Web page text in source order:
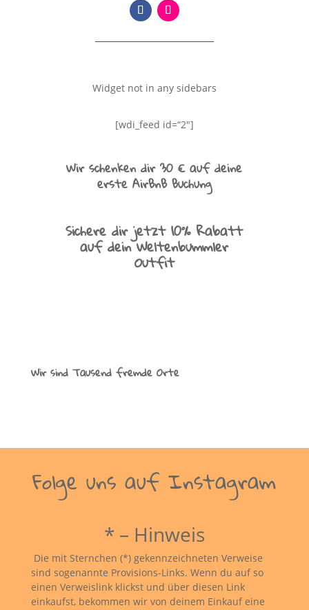
Widget not in any sidebars
[wdi_feed id=“2″]
Wir schenken dir 30 € auf deine
erste AirBnB Buchung
Sichere dir jetzt 10% Rabatt
auf dein Weltenbummler
Outfit
Wir sind Tausend fremde Orte
Folge uns auf Instagram
* – Hinweis
Die mit Sternchen (*) gekennzeichneten Verweise
sind sogenannte Provisions-Links. Wenn du auf so
einen Verweislink klickst und über diesen Link
einkaufst, bekommen wir von deinem Einkauf eine